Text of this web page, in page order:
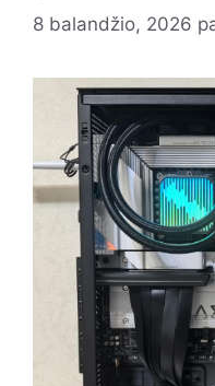
8 balandžio, 2026